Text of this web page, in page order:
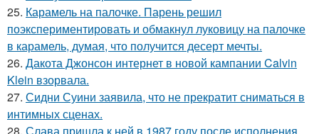
25. Карамель на палочке. Парень решил
поэкспериментировать и обмакнул луковицу на палочке
в карамель, думая, что получится десерт мечты.
26. Дакота Джонсон интернет в новой кампании Calvin
Klein взорвала.
27. Сидни Суини заявила, что не прекратит сниматься в
интимных сценах.
28. Слава пришла к ней в 1987 году после исполнения